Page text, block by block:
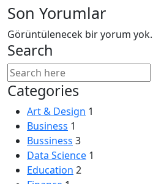
Son Yorumlar
Görüntülenecek bir yorum yok.
Search
Categories
Art & Design 1
Business 1
Bussiness 3
Data Science 1
Education 2